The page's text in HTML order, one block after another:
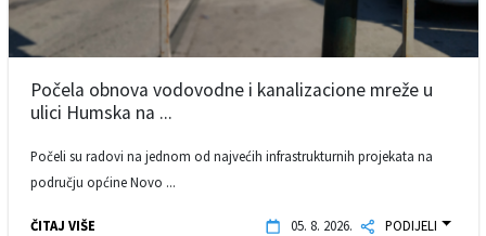
Počela obnova vodovodne i kanalizacione mreže u
ulici Humska na ...
Počeli su radovi na jednom od najvećih infrastrukturnih projekata na
području općine Novo ...
ČITAJ VIŠE 05. 8. 2026. PODIJELI